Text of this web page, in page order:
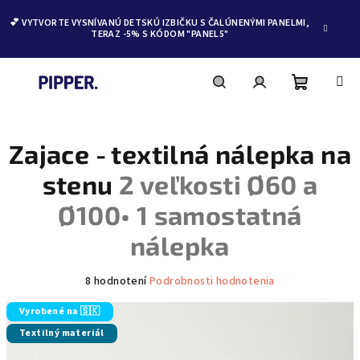
obsah
💕 VYTVORTE VYSNÍVANÚ DETSKÚ IZBIČKU S ČALÚNENÝMI PANELMI,
TERAZ -5% S KÓDOM "PANEL5"
košík
Zajace - textilná nálepka na
stenu 2 veľkosti Ø60 a
Ø100• 1 samostatná
nálepka
produktu
je
5,0
8 hodnoteníPodrobnosti hodnotenia
Vyrobené na 🇸🇰
Textilný materiál